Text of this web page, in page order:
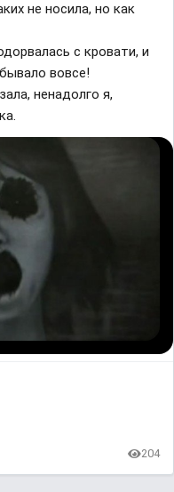
не носила, но как
с кровати, и
вовсе!
ненадолго я,
204